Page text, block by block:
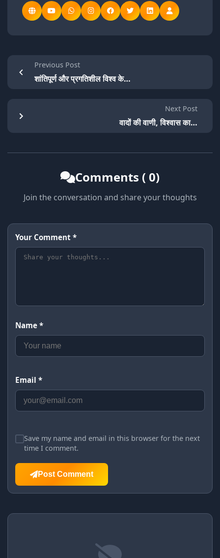
Previous Post
शांतिपूर्ण और प्रगतिशील विश्व के…
Next Post
वादों की वाणी, विश्वास का…
Comments ( 0)
Join the conversation and share your thoughts
Your Comment *
Name *
Email *
Save my name and email in this browser for the next
time I comment.
Post Comment